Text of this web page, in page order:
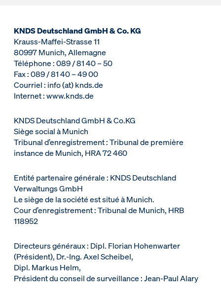
KNDS Deutschland GmbH & Co. KG
Krauss-Maffei-Strasse 11
80997 Munich, Allemagne
Téléphone : 089 / 81 40 – 50
Fax : 089 / 81 40 – 49 00
Courriel : info (at) knds.de
Internet : www.knds.de
KNDS Deutschland GmbH & Co.KG
Siège social à Munich
Tribunal d’enregistrement : Tribunal de première
instance de Munich, HRA 72 460
Entité partenaire générale : KNDS Deutschland
Verwaltungs GmbH
Le siège de la société est situé à Munich.
Cour d’enregistrement : Tribunal de Munich, HRB
118952
Directeurs généraux : Dipl. Florian Hohenwarter
(Président), Dr.-Ing. Axel Scheibel,
Dipl. Markus Helm,
Président du conseil de surveillance : Jean-Paul Alary